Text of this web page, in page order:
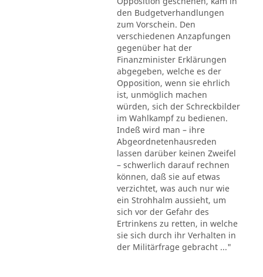
den Budgetverhandlungen
zum Vorschein. Den
verschiedenen Anzapfungen
gegenüber hat der
Finanzminister Erklärungen
abgegeben, welche es der
Opposition, wenn sie ehrlich
ist, unmöglich machen
würden, sich der Schreckbilder
im Wahlkampf zu bedienen.
Indeß wird man – ihre
Abgeordnetenhausreden
lassen darüber keinen Zweifel
– schwerlich darauf rechnen
können, daß sie auf etwas
verzichtet, was auch nur wie
ein Strohhalm aussieht, um
sich vor der Gefahr des
Ertrinkens zu retten, in welche
sie sich durch ihr Verhalten in
der Militärfrage gebracht ..."